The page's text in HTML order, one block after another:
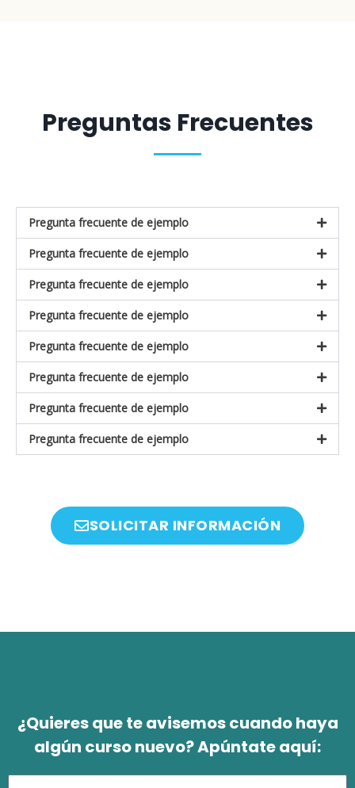
Preguntas Frecuentes
Pregunta frecuente de ejemplo
Pregunta frecuente de ejemplo
Pregunta frecuente de ejemplo
Pregunta frecuente de ejemplo
Pregunta frecuente de ejemplo
Pregunta frecuente de ejemplo
Pregunta frecuente de ejemplo
Pregunta frecuente de ejemplo
SOLICITAR INFORMACIÓN
¿Quieres que te avisemos cuando haya
algún curso nuevo? Apúntate aquí: